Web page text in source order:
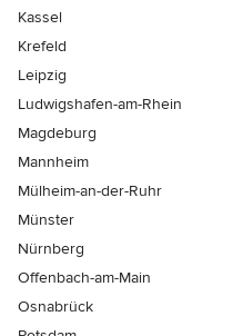
Kassel
Krefeld
Leipzig
Ludwigshafen-am-Rhein
Magdeburg
Mannheim
Mülheim-an-der-Ruhr
Münster
Nürnberg
Offenbach-am-Main
Osnabrück